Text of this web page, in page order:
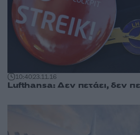
10:4023.11.16
Lufthansa: Δεν πετάει, δεν